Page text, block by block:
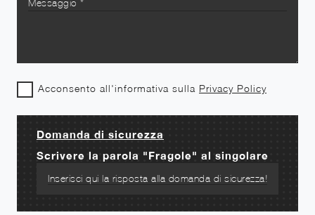
Acconsento all'informativa sulla Privacy Policy
Domanda di sicurezza
Scrivere la parola "Fragole" al singolare